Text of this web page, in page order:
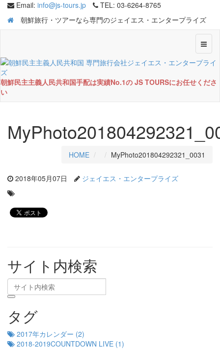
Email: info@js-tours.jp
TEL: 03-6264-8765
朝鮮旅行・ツアーなら専門のジェイエス・エンタープライズ
朝鮮民主主義人民共和国手配は実績No.1の JS TOURSにお任せくださ
い
HOME MyPhoto201804292321_0031
2018年05月07日 ジェイエス・エンタープライズ
サイト内検索
タグ
2017年カレンダー (2)
2018-2019COUNTDOWN LIVE (1)